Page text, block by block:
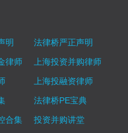
明
法律桥严正声明
律师
上海投资并购律师
上海投融资律师
法律桥PE宝典
合集
投资并购讲堂